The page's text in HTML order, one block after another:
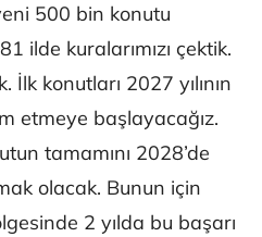
500 bin konutu
ilde kuralarımızı çektik.
İlk konutları 2027 yılının
etmeye başlayacağız.
tamamını 2028’de
olacak. Bunun için
2 yılda bu başarı